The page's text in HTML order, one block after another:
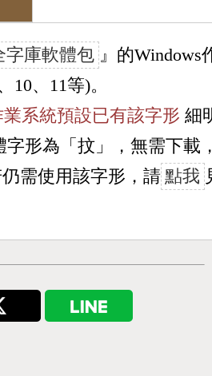
字庫軟體包 』的Windows
10、11等)。
業系統預設已有該字形 細
形為「 抆」，無需下載
需使用該字形，請 點我